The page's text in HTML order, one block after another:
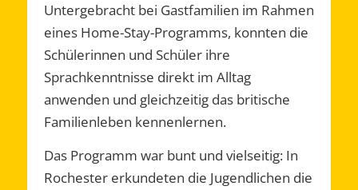
Untergebracht bei Gastfamilien im Rahmen
eines Home-Stay-Programms, konnten die
Schülerinnen und Schüler ihre
Sprachkenntnisse direkt im Alltag
anwenden und gleichzeitig das britische
Familienleben kennenlernen.
Das Programm war bunt und vielseitig: In
Rochester erkundeten die Jugendlichen die